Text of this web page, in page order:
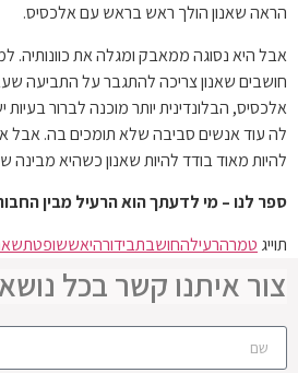
הראה שאנון הולך ראש בראש עם אלכסיס.
אבל היא נסוגה ממאבק ומגלה את כוונותיה.
חושבים שאנון צריכה להתגבר על התביעה
אלכסיס, הבלונדינית יותר מוכנה לברור בעיות
לה עוד אנשים סביבה שלא תומכים בה. אבל
להיות מאוד בודד להיות שאנון כשהיא מבינה
ספר לנו – מי לדעתך הוא הרעיל מבין
תוייג טמרהרעילהחושבתבידורהיאששופטת
צור איתנו קשר בכל נושא